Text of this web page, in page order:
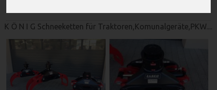
K Ö N I G Schneeketten für Traktoren,Komunalgeräte,PKW....